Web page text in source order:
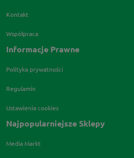
Kontakt
Współpraca
Informacje Prawne
Polityka prywatności
Regulamin
Ustawienia cookies
Najpopularniejsze Sklepy
Media Markt